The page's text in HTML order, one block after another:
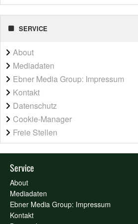
SERVICE
About
Mediadaten
Ebner Media Group: Impressum
Kontakt
Datenschutz
Cookie-Manager
Freie Stellen
Service
About
Mediadaten
Ebner Media Group: Impressum
Kontakt